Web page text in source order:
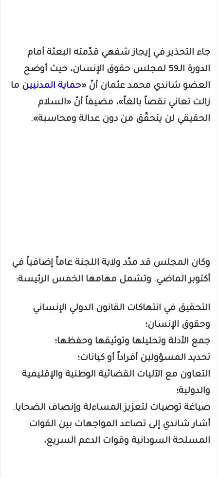
جاء التحذير في إيجاز شفهي قدّمته البعثة أمام
الدورة الـ59 لمجلس حقوق الإنسان، حيث أوضح
العضو شاندي محمد عثمان أنّ «حماية المدنيين ما
زالت تعاني نقصاً بالغاً»، مضيفاً أنّ «السلام
الحقيقي لن يتحقّق من دون عدالة ومحاسبة».
وكان المجلس قد مدّد ولاية اللجنة عاماً إضافياً في
أكتوبر الماضي. وتشمل مهامها الخمس الرئيسة:
التحقيق في انتهاكات القانون الدولي الإنساني
وحقوق الإنسان؛
جمع الأدلة وتحليلها وتوثيقها وحفظها؛
تحديد المسؤولين أفراداً أو كيانات؛
التعاون مع الآليات القضائية الوطنية والإقليمية
والدولية؛
صياغة توصيات لتعزيز المساءلة وإنصاف الضحايا.
أشار شاندي إلى تصاعد المواجهات بين القوات
المسلحة السودانية وقوات الدعم السريع،